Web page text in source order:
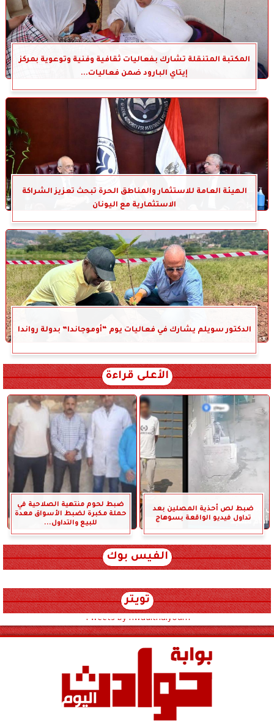
المكتبة المتنقلة تشارك بفعاليات ثقافية وفنية وتوعوية بمركز
إيتاي البارود ضمن فعاليات...
الهيئة العامة للاستثمار والمناطق الحرة تبحث تعزيز الشراكة
الاستثمارية مع اليونان
الدكتور سويلم يشارك في فعاليات يوم “أوموجاندا” بدولة رواندا
الأعلى قراءة
ضبط لص أحذية المصلين بعد
تداول فيديو الواقعة بسوهاج
ضبط لحوم منتهية الصلاحية في
حملة مكبرة لضبط الأسواق معدة
للبيع والتداول...
الفيس بوك
تويتر
Tweets by hwadithalyoum